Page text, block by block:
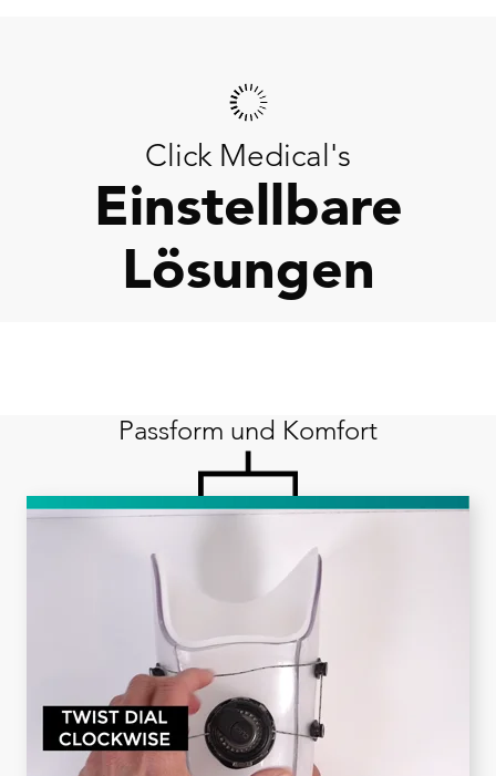
Click Medical's
Einstellbare
Lösungen
Passform und Komfort